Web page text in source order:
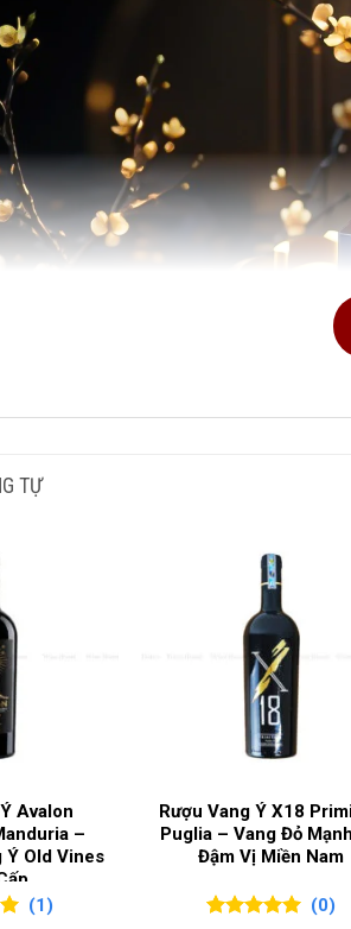
Hộp Quà
TỰ
Avalon
–
Ý Old Vines
(1)
Rượu Vang Ý X18
Puglia – Vang Đỏ
Đậm Vị Miền Nam
(0)